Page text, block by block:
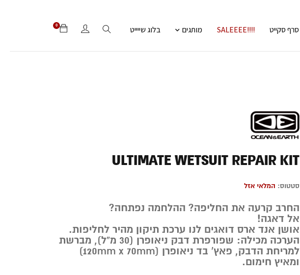
סרף סקייט !!!!SALEEEE מותגים בלוג שייייט 0
ULTIMATE WETSUIT REPAIR KIT
סטטוס: המלאי אזל
החרב קרעה את החליפה? ההלחמה נפתחה?
אל דאגה!
אושן אנד ארס דואגים לנו ערכת תיקון מהיר לחליפות.
הערכה מכילה: שפורפרת דבק ניאופרן (30 מ”ל), מברשת
למריחת הדבק, פאץ’ בד ניאופרן (120mm x 70mm)
ומאיץ חימום.